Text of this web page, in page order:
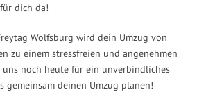
dich da!
Wolfsburg wird dein Umzug von
zu einem stressfreien und angenehmen
uns noch heute für ein unverbindliches
gemeinsam deinen Umzug planen!